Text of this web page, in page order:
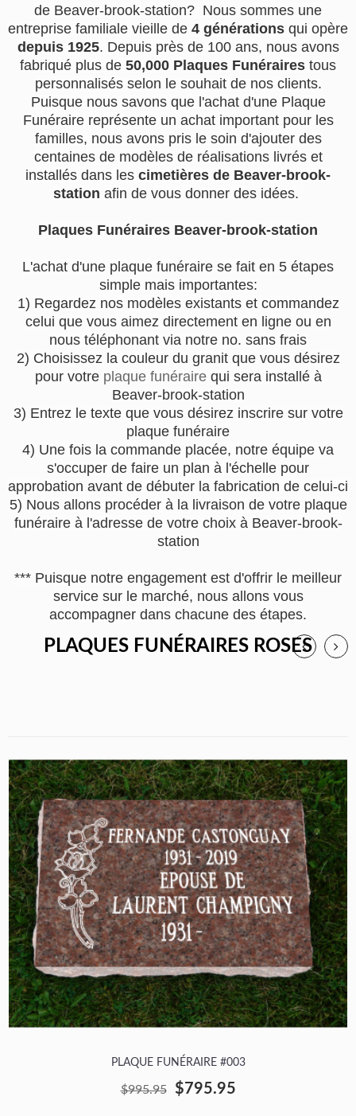
de Beaver-brook-station? Nous sommes une
entreprise familiale vieille de 4 générations qui opère
depuis 1925. Depuis près de 100 ans, nous avons
fabriqué plus de 50,000 Plaques Funéraires tous
personnalisés selon le souhait de nos clients.
Puisque nous savons que l'achat d'une Plaque
Funéraire représente un achat important pour les
familles, nous avons pris le soin d'ajouter des
centaines de modèles de réalisations livrés et
installés dans les cimetières de Beaver-brook-
station afin de vous donner des idées.
Plaques Funéraires Beaver-brook-station
L'achat d'une plaque funéraire se fait en 5 étapes
simple mais importantes:
1) Regardez nos modèles existants et commandez
celui que vous aimez directement en ligne ou en
nous téléphonant via notre no. sans frais
2) Choisissez la couleur du granit que vous désirez
pour votre plaque funérairequi sera installé à
Beaver-brook-station
3) Entrez le texte que vous désirez inscrire sur votre
plaque funéraire
4) Une fois la commande placée, notre équipe va
s'occuper de faire un plan à l'échelle pour
approbation avant de débuter la fabrication de celui-ci
5) Nous allons procéder à la livraison de votre plaque
funéraire à l'adresse de votre choix à Beaver-brook-
station
*** Puisque notre engagement est d'offrir le meilleur
service sur le marché, nous allons vous
accompagner dans chacune des étapes.
PLAQUES FUNÉRAIRES ROSES
PLAQUE FUNÉRAIRE #003
$995.95 $795.95